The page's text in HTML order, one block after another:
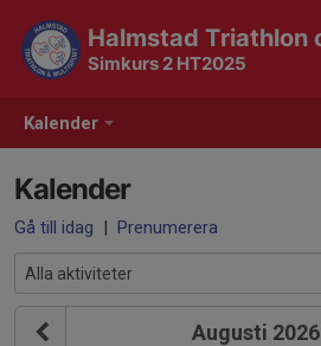
Kalender
Simkurs 2 HT2025
Kalender
Gå till idag | Prenumerera
Augusti 2026